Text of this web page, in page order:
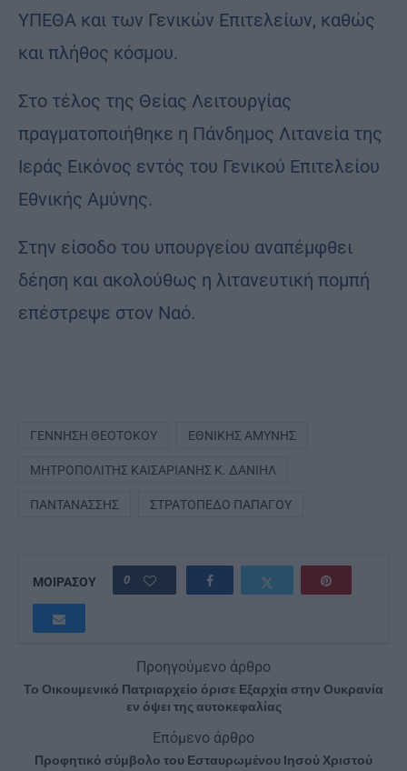
ΥΠΕΘΑ και των Γενικών Επιτελείων, καθώς
και πλήθος κόσμου.
Στο τέλος της Θείας Λειτουργίας
πραγματοποιήθηκε η Πάνδημος Λιτανεία της
Ιεράς Εικόνος εντός του Γενικού Επιτελείου
Εθνικής Αμύνης.
Στην είσοδο του υπουργείου αναπέμφθει
δέηση και ακολούθως η λιτανευτική πομπή
επέστρεψε στον Ναό.
ΓΈΝΝΗΣΗ ΘΕΟΤΌΚΟΥ ΕΘΝΙΚΉΣ ΑΜΎΝΗΣ
ΜΗΤΡΟΠΟΛΊΤΗΣ ΚΑΙΣΑΡΙΑΝΉΣ Κ. ΔΑΝΙΉΛ
ΠΑΝΤΑΝΆΣΣΗΣ ΣΤΡΑΤΌΠΕΔΟ ΠΑΠΆΓΟΥ
ΜΟΙΡΑΣΟΥ 0
Προηγούμενο άρθρο
Το Οικουμενικό Πατριαρχείο όρισε Εξαρχία στην Ουκρανία
εν όψει της αυτοκεφαλίας
Επόμενο άρθρο
Προφητικό σύμβολο του Εσταυρωμένου Ιησού Χριστού